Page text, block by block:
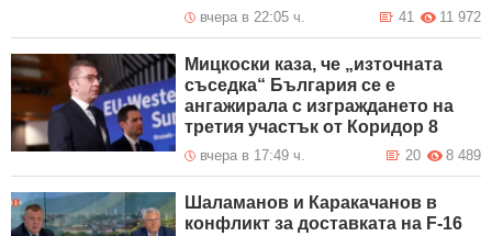
вчера в 22:05 ч. 11 972
41
Мицкоски каза, че „източната
съседка“ България се е
ангажирала с изграждането на
третия участък от Коридор 8
вчера в 17:49 ч. 8 489
20
Шаламанов и Каракачанов в
конфликт за доставката на F-16